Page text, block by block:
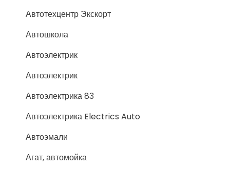
Автотехцентр Экскорт
Автошкола
Автоэлектрик
Автоэлектрик
Автоэлектрика 83
Автоэлектрика Electrics Auto
Автоэмали
Агат, автомойка